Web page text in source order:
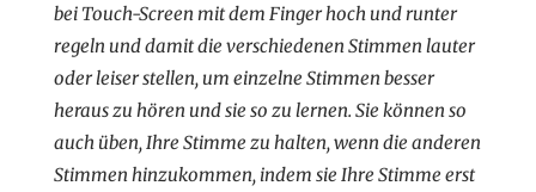
bei Touch-Screen mit dem Finger hoch und runter
regeln und damit die verschiedenen Stimmen lauter
oder leiser stellen, um einzelne Stimmen besser
heraus zu hören und sie so zu lernen. Sie können so
auch üben, Ihre Stimme zu halten, wenn die anderen
Stimmen hinzukommen, indem sie Ihre Stimme erst